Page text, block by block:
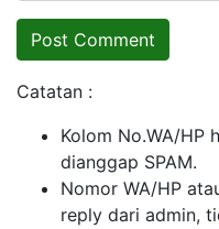
Catatan :
Kolom No.WA/HP
dianggap SPAM.
Nomor WA/HP
reply dari admin,